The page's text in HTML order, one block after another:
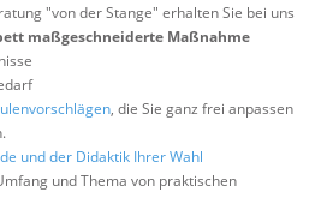
"von der Stange" erhalten Sie bei uns
maßgeschneiderte Maßnahme
, die Sie ganz frei anpassen
und der Didaktik Ihrer Wahl
und Thema von praktischen